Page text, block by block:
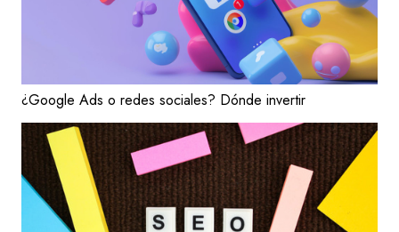
¿Google Ads o redes sociales? Dónde invertir